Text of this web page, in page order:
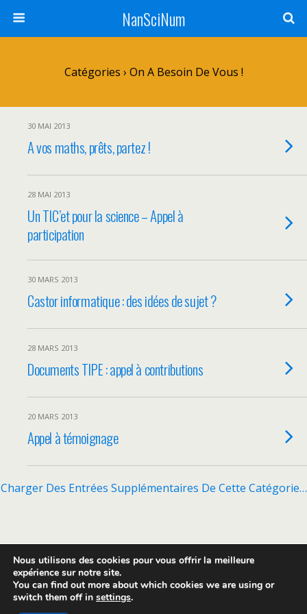
NanSciNum
Catégories › On A Besoin De Vous !
30 MAI 2013
A vos maths, prêts, partez !
28 MAI 2013
Un TIC’et pour la science – Appel à
participation
30 MARS 2013
Castor informatique : des idées de sujet ?
28 MARS 2013
Documents TIPE : appel à contributions
20 MARS 2013
Appel à témoignage
Charger Des Entrées Supplémentaires De Cette Catégorie…
Mobile Bureau
Nous utilisons des cookies pour vous offrir la meilleure
expérience sur notre site.
You can find out more about which cookies we are using or
switch them off in settings.